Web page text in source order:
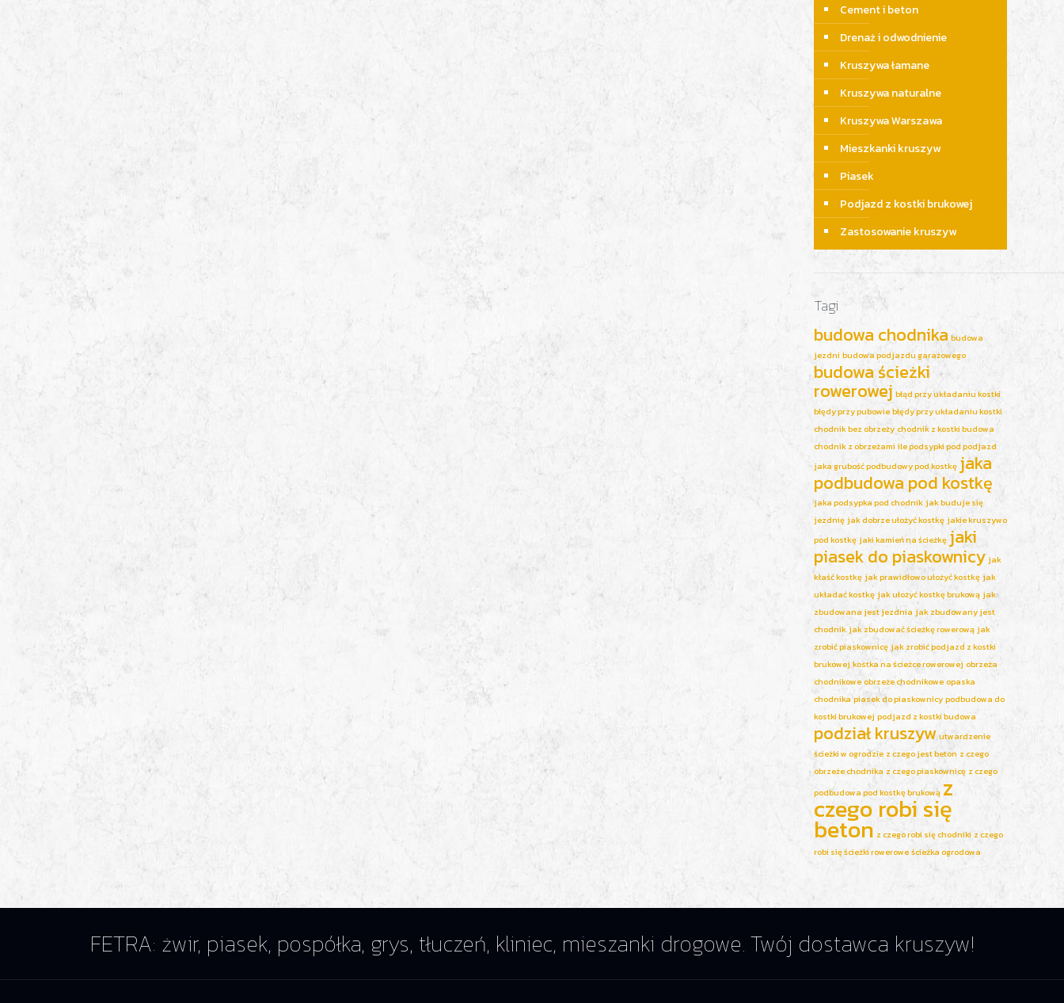
Cement i beton
Drenaż i odwodnienie
Kruszywa łamane
Kruszywa naturalne
Kruszywa Warszawa
Mieszkanki kruszyw
Piasek
Podjazd z kostki brukowej
Zastosowanie kruszyw
Tagi
budowa chodnika budowa
jezdni budowa podjazdu garażowego
budowa ścieżki
rowerowej błąd przy układaniu kostki
błędy przy pubowiebłędy przy układaniu kostki
chodnik bez obrzeżychodnik z kostki budowa
chodnik z obrzeżami ile podsypki pod podjazd
jaka grubość podbudowy pod kostkę jaka
podbudowa pod kostkę
jaka podsypka pod chodnik jak buduje się
jezdnię jak dobrze ułożyć kostkę jakie kruszywo
pod kostkę jaki kamień na ścieżkę jaki
piasek do piaskownicy jak
kłaść kostkę jak prawidłowo ułożyć kostkę jak
układać kostkę jak ułożyć kostkę brukową jak
zbudowana jest jezdnia jak zbudowany jest
chodnik jak zbudować ścieżkę rowerową jak
zrobić piaskownicę jak zrobić podjazd z kostki
brukowej kostka na ścieżce rowerowej obrzeża
chodnikoweobrzeże chodnikoweopaska
chodnika piasek do piaskownicypodbudowa do
kostki brukowej podjazd z kostki budowa
podział kruszywutwardzenie
ścieżki w ogrodzie z czego jest beton z czego
obrzeże chodnika z czego piaskownicę z czego
podbudowa pod kostkę brukową z
czego robi się
beton z czego robi się chodniki z czego
robi się ścieżki roweroweścieżka ogrodowa
FETRA: żwir, piasek, pospółka, grys, tłuczeń, kliniec, mieszanki drogowe. Twój dostawca kruszyw!